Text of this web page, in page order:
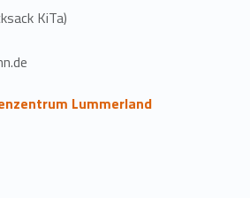
KiTa)
Lummerland